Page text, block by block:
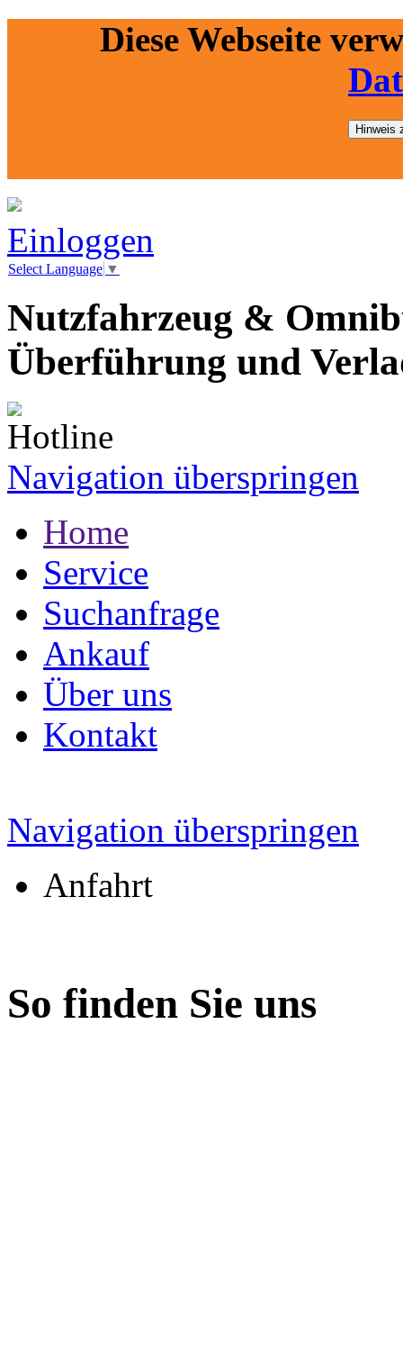
Diese Webseite
Hinweis
Einloggen
Select Language ▼
Nutzfahrzeug &
Überführung und
Navigation überspringen
Home
Service
Suchanfrage
Ankauf
Über uns
Kontakt
Navigation überspringen
Anfahrt
So finden Sie uns